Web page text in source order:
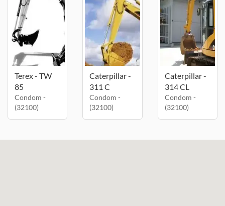
Terex - TW
85
Condom -
(32100)
Caterpillar -
311 C
Condom -
(32100)
Caterpillar -
314 CL
Condom -
(32100)